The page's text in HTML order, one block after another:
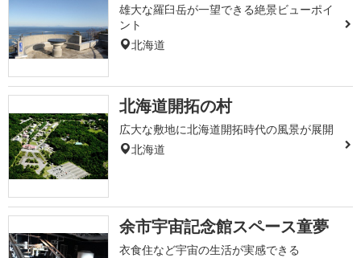
雄大な羅臼岳が一望できる絶景ビューポイ
ント
北海道
北海道開拓の村
広大な敷地に北海道開拓時代の風景が展開
北海道
余市宇宙記念館スペース童夢
衣食住など宇宙の生活が実感できる